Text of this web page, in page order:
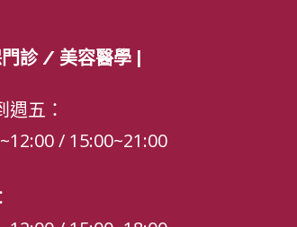
門診 / 美容醫學 |
週五：
/ 15:00~21:00